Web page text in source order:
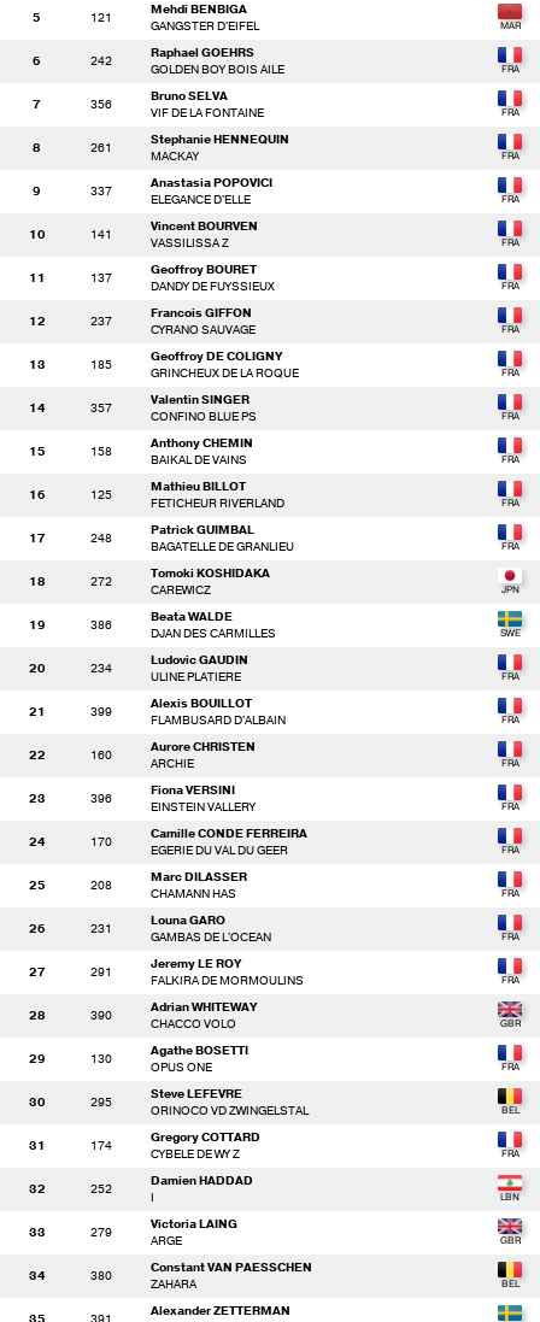
5 121
Mehdi BENBIGA
GANGSTER D'EIFEL
6 242
Raphael GOEHRS
GOLDEN BOY BOIS AILE
7 356
Bruno SELVA
VIF DE LA FONTAINE
8 261
Stephanie HENNEQUIN
MACKAY
9 337
Anastasia POPOVICI
ELEGANCE D'ELLE
10 141
Vincent BOURVEN
VASSILISSA Z
11 137
Geoffroy BOURET
DANDY DE FUYSSIEUX
12 237
Francois GIFFON
CYRANO SAUVAGE
13 185
Geoffroy DE COLIGNY
GRINCHEUX DE LA ROQUE
14 357
Valentin SINGER
CONFINO BLUE PS
15 158
Anthony CHEMIN
BAIKAL DE VAINS
16 125
Mathieu BILLOT
FETICHEUR RIVERLAND
17 248
Patrick GUIMBAL
BAGATELLE DE GRANLIEU
18 272
Tomoki KOSHIDAKA
CAREWICZ
19 386
Beata WALDE
DJAN DES CARMILLES
20 234
Ludovic GAUDIN
ULINE PLATIERE
21 399
Alexis BOUILLOT
FLAMBUSARD D'ALBAIN
22 160
Aurore CHRISTEN
ARCHIE
23 396
Fiona VERSINI
EINSTEIN VALLERY
24 170
Camille CONDE FERREIRA
EGERIE DU VAL DU GEER
25 208
Marc DILASSER
CHAMANN HAS
26 231
Louna GARO
GAMBAS DE L'OCEAN
27 291
Jeremy LE ROY
FALKIRA DE MORMOULINS
28 390
Adrian WHITEWAY
CHACCO VOLO
29 130
Agathe BOSETTI
OPUS ONE
30 295
Steve LEFEVRE
ORINOCO VD ZWINGELSTAL
31 174
Gregory COTTARD
CYBELE DE WY Z
32 252
Damien HADDAD
I
33 279
Victoria LAING
ARGE
34 380
Constant VAN PAESSCHEN
ZAHARA
Alexander ZETTERMAN